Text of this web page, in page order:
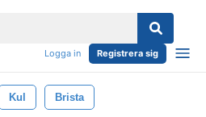
Logga in Registrera sig
Kul Brista